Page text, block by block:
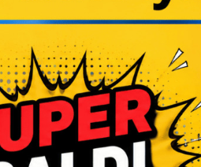
€ 13.30 Disponibile
€ 13.30 Disponibile
13.30 Disponibile
€ 13.30 Disponibile